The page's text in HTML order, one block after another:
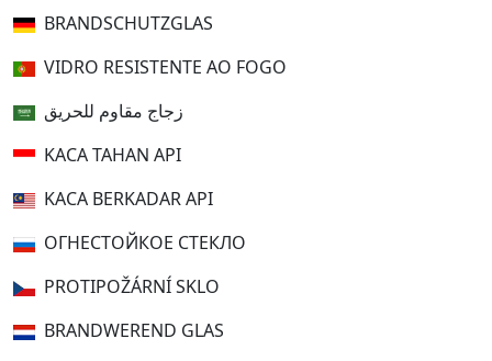
BRANDSCHUTZGLAS
VIDRO RESISTENTE AO FOGO
زجاج مقاوم للحريق
KACA TAHAN API
KACA BERKADAR API
ОГНЕСТОЙКОЕ СТЕКЛО
PROTIPOŽÁRNÍ SKLO
BRANDWEREND GLAS